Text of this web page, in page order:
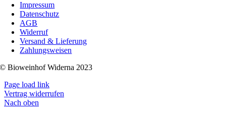
Impressum
Datenschutz
AGB
Widerruf
Versand & Lieferung
Zahlungsweisen
© Bioweinhof Widerna 2023
Page load link
Vertrag widerrufen
Nach oben